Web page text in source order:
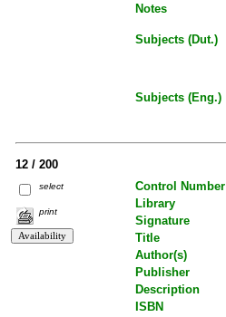
Notes
Subjects (Dut.)
Subjects (Eng.)
12 / 200
select
print
Control Number
Library
Signature
Title
Author(s)
Publisher
Description
ISBN